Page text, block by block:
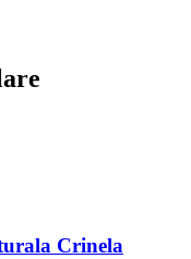
Crinela